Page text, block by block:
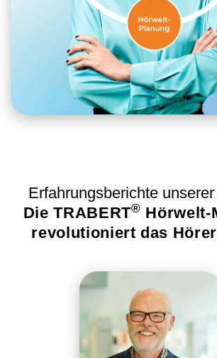
Erfahrungsberichte
Die TRABERT® Hörwelt-
revolutioniert das